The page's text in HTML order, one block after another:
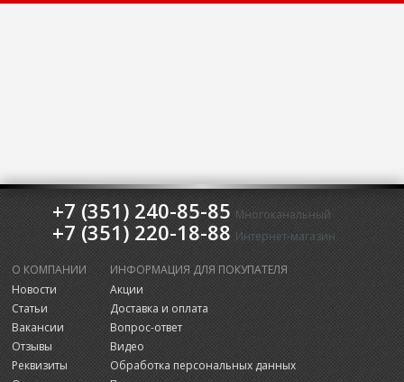
+7 (351) 240-85-85 Многоканальный
+7 (351) 220-18-88 Интернет-магазин
О КОМПАНИИ
Новости
Статьи
Вакансии
Отзывы
Реквизиты
ИНФОРМАЦИЯ ДЛЯ ПОКУПАТЕЛЯ
Акции
Доставка и оплата
Вопрос-ответ
Видео
Обработка персональных данных